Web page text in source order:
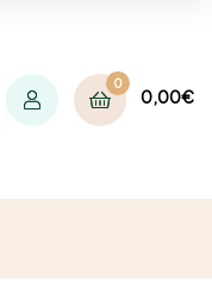
0
0,00€